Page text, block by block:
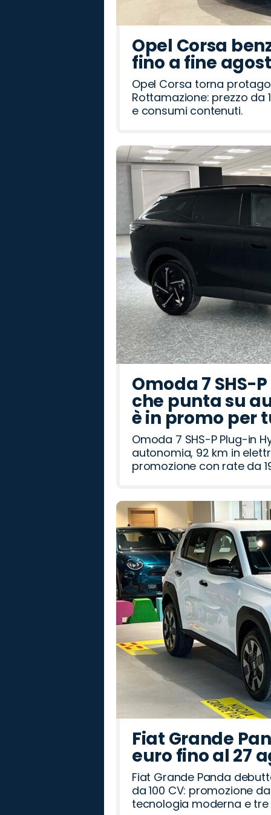
Opel Corsa
fino a fine
Opel Corsa torna
Rottamazione: prezzo da
e consumi contenuti.
Omoda 7 SHS-
che punta su
è in promo per
Omoda 7 SHS-P Plug-in
autonomia, 92 km in
promozione con rate da
Fiat Grande
euro fino al 27
Fiat Grande Panda
da 100 CV: promozione
tecnologia moderna e